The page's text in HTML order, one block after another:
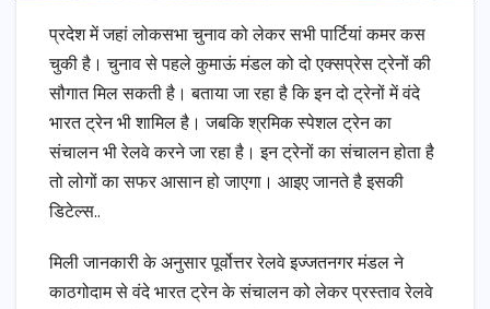
प्रदेश में जहां लोकसभा चुनाव को लेकर सभी पार्टियां कमर कस
चुकी है। चुनाव से पहले कुमाऊं मंडल को दो एक्सप्रेस ट्रेनों की
सौगात मिल सकती है। बताया जा रहा है कि इन दो ट्रेनों में वंदे
भारत ट्रेन भी शामिल है। जबकि श्रमिक स्पेशल ट्रेन का
संचालन भी रेलवे करने जा रहा है। इन ट्रेनों का संचालन होता है
तो लोगों का सफर आसान हो जाएगा। आइए जानते है इसकी
डिटेल्स..
मिली जानकारी के अनुसार पूर्वोत्तर रेलवे इज्जतनगर मंडल ने
काठगोदाम से वंदे भारत ट्रेन के संचालन को लेकर प्रस्ताव रेलवे